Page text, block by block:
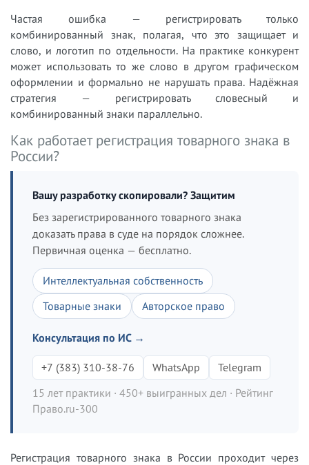
Частая ошибка — регистрировать только
комбинированный знак, полагая, что это защищает и
слово, и логотип по отдельности. На практике конкурент
может использовать то же слово в другом графическом
оформлении и формально не нарушать права. Надёжная
стратегия — регистрировать словесный и
комбинированный знаки параллельно.
Как работает регистрация товарного знака в
России?
Вашу разработку скопировали? Защитим
Без зарегистрированного товарного знака
доказать права в суде на порядок сложнее.
Первичная оценка — бесплатно.
Интеллектуальная собственность
Товарные знаки
Авторское право
Консультация по ИС →
+7 (383) 310-38-76 WhatsApp
Telegram
15 лет практики · 450+ выигранных дел · Рейтинг
Право.ru-300
Регистрация товарного знака в России проходит через